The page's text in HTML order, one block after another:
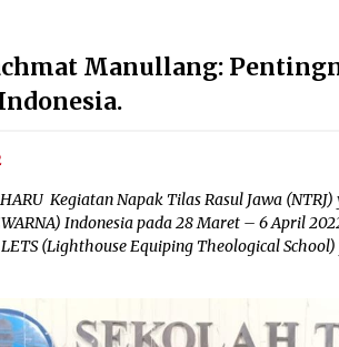
Manullang:
Kegiatan Napak Tilas Rasul Jawa
Indonesia pada 28 Maret – 6 April
(Lighthouse Equiping Theological